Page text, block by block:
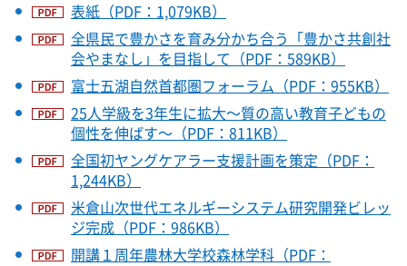
表紙（PDF：1,079KB）
全県民で豊かさを育み分かち合う「豊かさ共創社
会やまなし」を目指して（PDF：589KB）
富士五湖自然首都圏フォーラム（PDF：955KB）
25人学級を3年生に拡大～質の高い教育子どもの
個性を伸ばす～（PDF：811KB）
全国初ヤングケアラー支援計画を策定（PDF：
1,244KB）
米倉山次世代エネルギーシステム研究開発ビレッ
ジ完成（PDF：986KB）
開講１周年農林大学校森林学科（PDF：